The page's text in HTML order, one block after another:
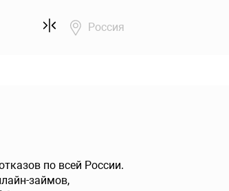
Россия
по всей России.
займов,